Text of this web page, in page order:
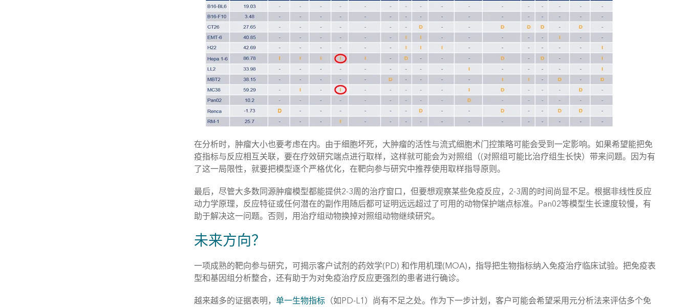
在分析时，肿瘤大小也要考虑在内。由于细胞坏死，大肿瘤的活性与流式细胞术门控策略可能会受到一定影响。如果希望能把免
疫指标与反应相互关联，要在疗效研究端点进行取样，这样就可能会为对照组（(对照组可能比治疗组生长快）带来问题。因为有
了这一局限性，就要把模型逐个严格优化，在靶向参与研究中推荐使用取样指导原则。
最后，尽管大多数同源肿瘤模型都能提供2-3周的治疗窗口，但要想观察某些免疫反应，2-3周的时间尚显不足。根据非线性反应
动力学原理，反应特征或任何潜在的副作用随后都可证明远远超过了可用的动物保护端点标准。Pan02等模型生长速度较慢，有
助于解决这一问题。否则，用治疗组动物换掉对照组动物继续研究。
未来方向？
一项成熟的靶向参与研究，可揭示客户试剂的药效学(PD) 和作用机理(MOA)，指导把生物指标纳入免疫治疗临床试验。把免疫表
型和基因组分析整合，还有助于为对免疫治疗反应更强烈的患者进行确诊。
越来越多的证据表明，单一生物指标 （如PD-L1）尚有不足之处。作为下一步计划，客户可能会希望采用元分析法来评估多个免